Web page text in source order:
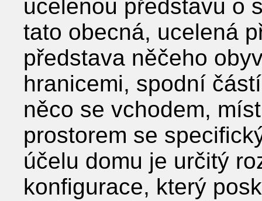
ucelenou představu o
tato obecná, ucelená
představa něčeho
hranicemi, spodní
něco se vchodem,
prostorem se
účelu domu je určitý
konfigurace, který